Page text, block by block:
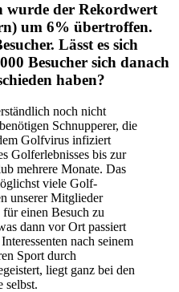
wurde der Rekordwert
um 6% übertroffen.
Lässt es sich
Besucher sich danach
haben?
noch nicht
Schnupperer, die
Golfvirus infiziert
Golferlebnisses bis zur
mehrere Monate. Das
viele Golf-
unserer Mitglieder
einen Besuch zu
dann vor Ort passiert
nach seinem
Sport durch
liegt ganz bei den
selbst.